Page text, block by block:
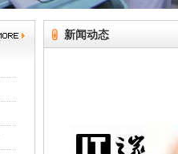
新闻动态